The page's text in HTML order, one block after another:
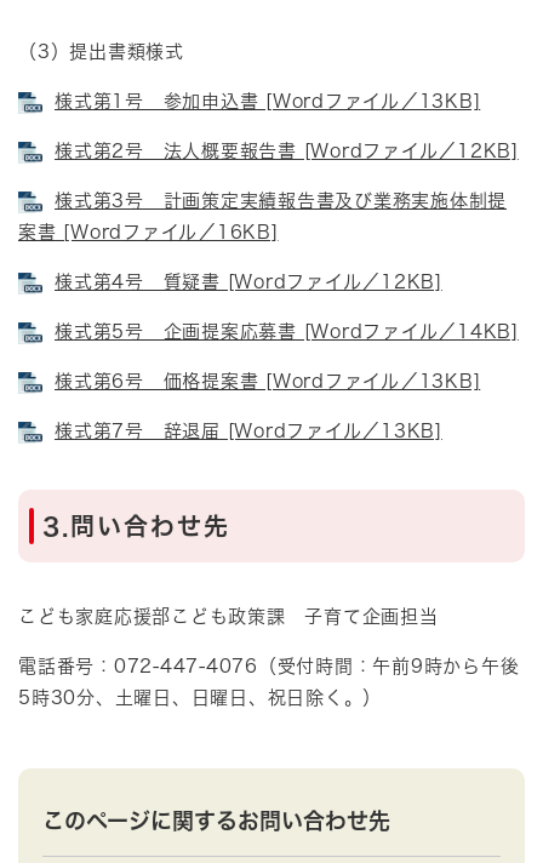
（3）提出書類様式
様式第1号 参加申込書 [Wordファイル／13KB]
様式第2号 法人概要報告書 [Wordファイル／12KB]
様式第3号 計画策定実績報告書及び業務実施体制提
案書 [Wordファイル／16KB]
様式第4号 質疑書 [Wordファイル／12KB]
様式第5号 企画提案応募書 [Wordファイル／14KB]
様式第6号 価格提案書 [Wordファイル／13KB]
様式第7号 辞退届 [Wordファイル／13KB]
3.問い合わせ先
こども家庭応援部こども政策課 子育て企画担当
電話番号：072-447-4076（受付時間：午前9時から午後
5時30分、土曜日、日曜日、祝日除く。）
このページに関するお問い合わせ先